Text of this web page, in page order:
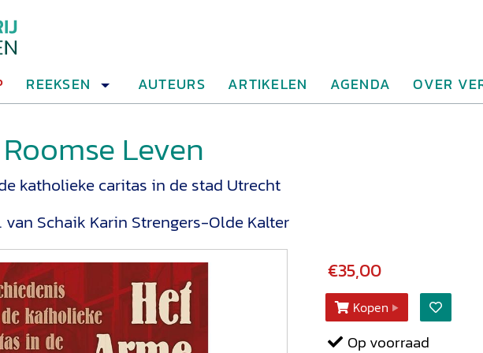
REEKSEN AUTEURS ARTIKELEN AGENDA OVER
Leven
katholieke caritas in de stad Utrecht
van Schaik Karin Strengers-Olde Kalter
€35,00
Kopen
Op voorraad